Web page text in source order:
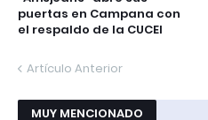
puertas en Campana con
el respaldo de la CUCEI
Artículo Anterior
MUY MENCIONADO